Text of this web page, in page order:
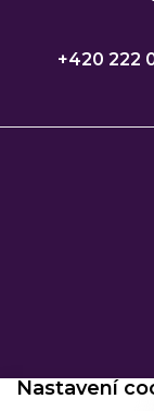
+420 222
Nastavení